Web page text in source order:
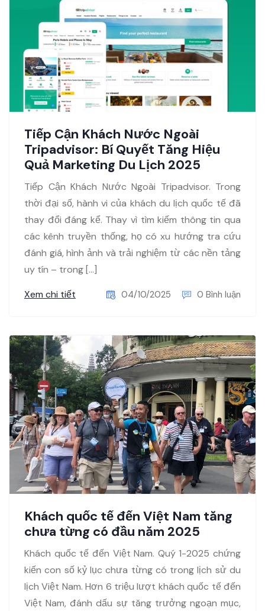
Tiếp Cận Khách Nước Ngoài
Tripadvisor: Bí Quyết Tăng Hiệu
Quả Marketing Du Lịch 2025
Tiếp Cận Khách Nước Ngoài Tripadvisor. Trong
thời đại số, hành vi của khách du lịch quốc tế đã
thay đổi đáng kể. Thay vì tìm kiếm thông tin qua
các kênh truyền thống, họ có xu hướng tra cứu
đánh giá, hình ảnh và trải nghiệm từ các nền tảng
uy tín – trong […]
Xem chi tiết
04/10/2025 0 Bình luận
Khách quốc tế đến Việt Nam tăng
chưa từng có đầu năm 2025
Khách quốc tế đến Việt Nam. Quý 1-2025 chứng
kiến con số kỷ lục chưa từng có trong lịch sử du
lịch Việt Nam. Hơn 6 triệu lượt khách quốc tế đến
Việt Nam, đánh dấu sự tăng trưởng ngoạn mục,